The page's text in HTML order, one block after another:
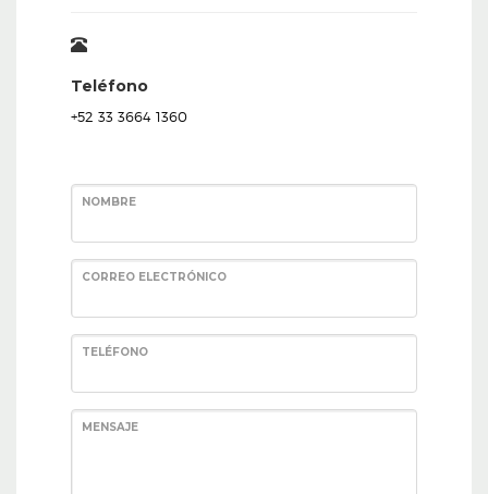
Teléfono
+52 33 3664 1360
NOMBRE
CORREO ELECTRÓNICO
TELÉFONO
MENSAJE